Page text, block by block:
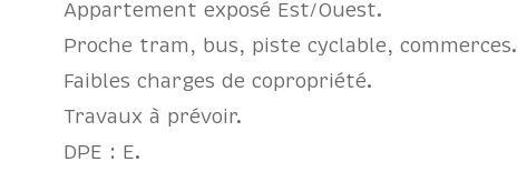
Appartement exposé Est/Ouest.
Proche tram, bus, piste cyclable, commerces.
Faibles charges de copropriété.
Travaux à prévoir.
DPE : E.